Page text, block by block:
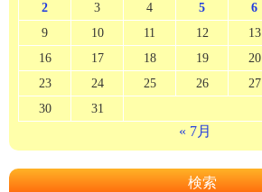
2
3 4 5 6
9
10 11 12 13
16
17 18 19 20
23
24 25 26 27
30
31
« 7月
検索